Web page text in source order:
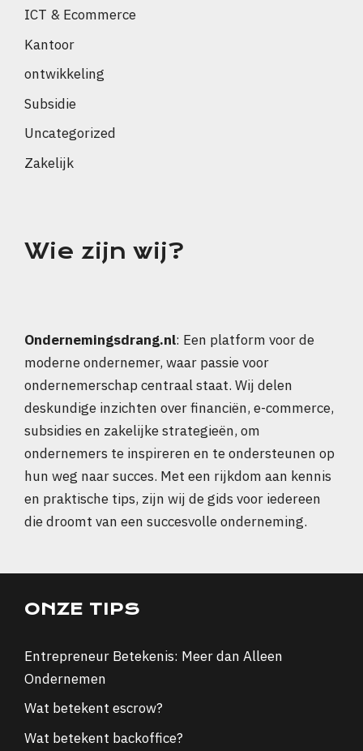
ICT & Ecommerce
Kantoor
ontwikkeling
Subsidie
Uncategorized
Zakelijk
Wie zijn wij?
Ondernemingsdrang.nl: Een platform voor de
moderne ondernemer, waar passie voor
ondernemerschap centraal staat. Wij delen
deskundige inzichten over financiën, e-commerce,
subsidies en zakelijke strategieën, om
ondernemers te inspireren en te ondersteunen op
hun weg naar succes. Met een rijkdom aan kennis
en praktische tips, zijn wij de gids voor iedereen
die droomt van een succesvolle onderneming.
ONZE TIPS
Entrepreneur Betekenis: Meer dan Alleen
Ondernemen
Wat betekent escrow?
Wat betekent backoffice?